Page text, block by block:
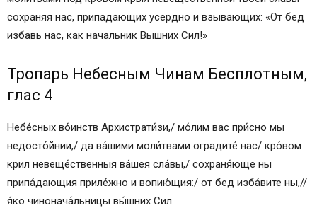
сохраняя нас, припадающих усердно и взывающих: «От бед
избавь нас, как начальник Вышних Сил!»
Тропарь Небесным Чинам Бесплотным,
глас 4
Небе́сных во́инств Архистрати́зи,/ мо́лим вас при́сно мы
недосто́йнии,/ да ва́шими моли́твами оградите́ нас/ кро́вом
крил невеще́ственныя ва́шея сла́вы,/ сохраня́юще ны
пpипа́дающия приле́жно и вопию́щия:/ от бед изба́вите ны,//
я́ко чинонача́льницы вы́шних Сил.